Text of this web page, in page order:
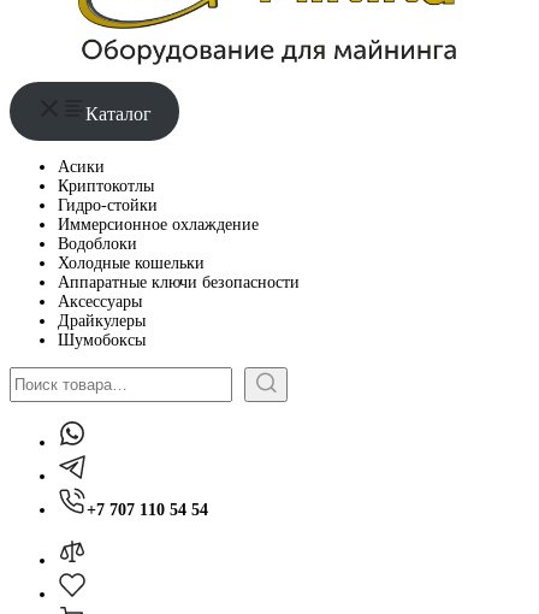
Каталог
Асики
Криптокотлы
Гидро-стойки
Иммерсионное охлаждение
Водоблоки
Холодные кошельки
Аппаратные ключи безопасности
Аксессуары
Драйкулеры
Шумобоксы
Поиск
+7 707 110 54 54